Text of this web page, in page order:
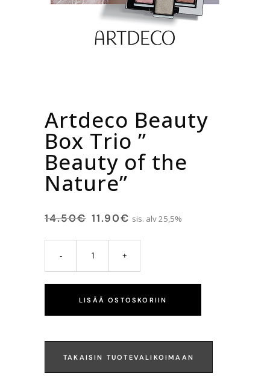
Artdeco Beauty
Box Trio ”
Beauty of the
Nature”
14.50€ 11.90€ sis. alv 25,5%
LISÄÄ OSTOSKORIIN
TAKAISIN TUOTEVALIKOIMAAN